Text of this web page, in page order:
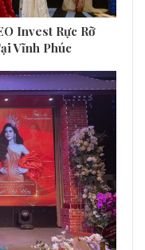
Invest Rực Rỡ
Vĩnh Phúc